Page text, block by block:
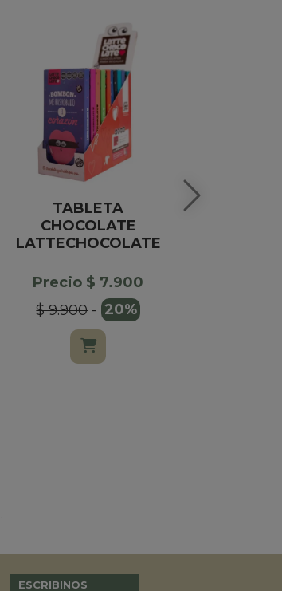
TABLETA
CHOCOLATE
LATTECHOCOLATE
Precio $ 7.900
$ 9.900- 20%
ESCRIBINOS